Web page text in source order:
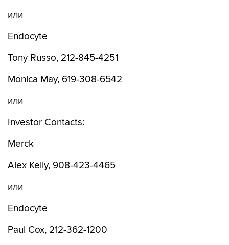
или
Endocyte
Tony Russo, 212-845-4251
Monica May, 619-308-6542
или
Investor Contacts:
Merck
Alex Kelly, 908-423-4465
или
Endocyte
Paul Cox, 212-362-1200